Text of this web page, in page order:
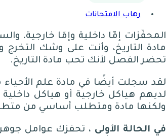
رهاب الامتحانات
المحفّزات إمّا داخلية وإمّا خارجية،
مادة التاريخ، وأنت على وشك
تحضر الفصل لأنك تحب مادة التاريخ.
لقد سجلت أيضًا في مادة علم الأحياء
لديهم هياكل خارجية أو هياكل
ولكنها مادة ومتطلب أساسي من
في الحالة الأولى ، تحفزك عوامل